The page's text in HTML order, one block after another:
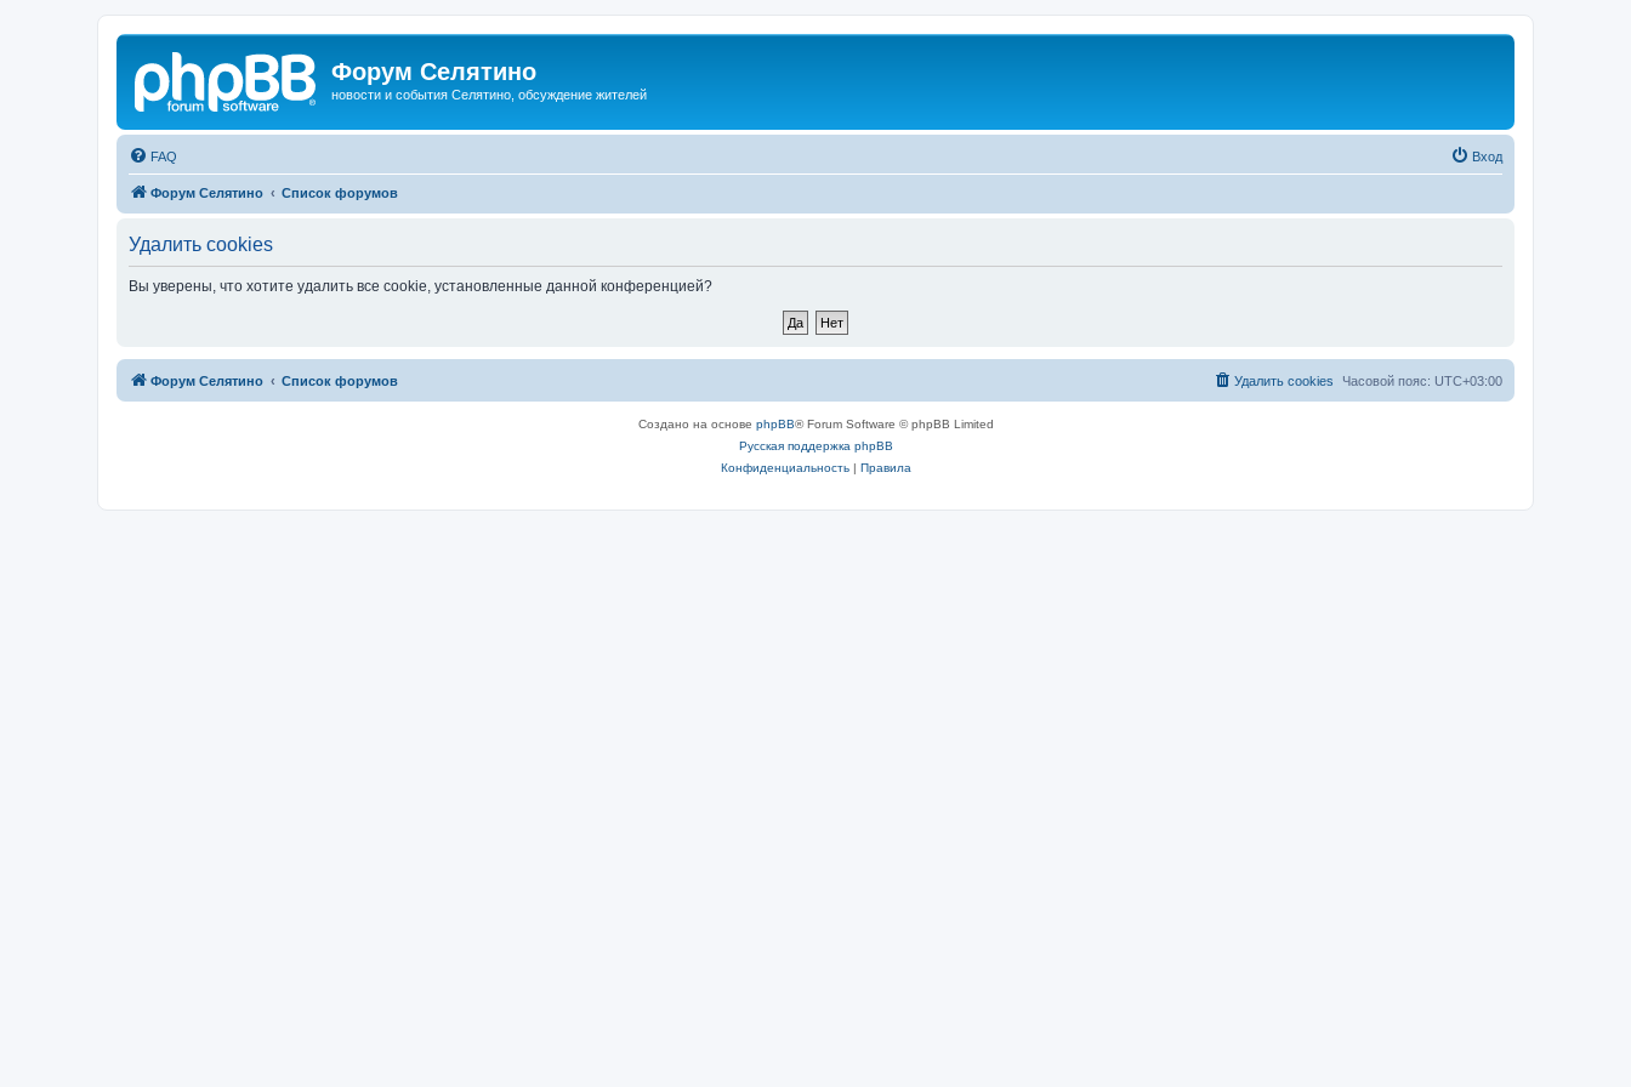
Форум Селятино
новости и события Селятино, обсуждение жителей
FAQ Вход
Форум Селятино Список форумов
Удалить cookies
Вы уверены, что хотите удалить все cookie, установленные данной конференцией?
Форум Селятино Список форумов Часовой пояс: UTC+03:00
Удалить cookies
Создано на основе phpBB® Forum Software © phpBB Limited
Русская поддержка phpBB
Конфиденциальность| Правила